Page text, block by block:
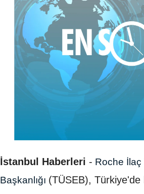
İstanbul Haberleri - Roche İlaç
Başkanlığı (TÜSEB), Türkiye'de